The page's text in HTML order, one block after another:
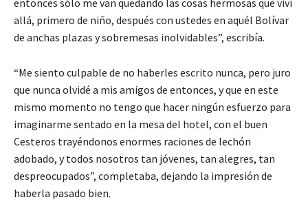
allá, primero de niño, después con ustedes en aquél Bolívar
de anchas plazas y sobremesas inolvidables”, escribía.
“Me siento culpable de no haberles escrito nunca, pero juro
que nunca olvidé a mis amigos de entonces, y que en este
mismo momento no tengo que hacer ningún esfuerzo para
imaginarme sentado en la mesa del hotel, con el buen
Cesteros trayéndonos enormes raciones de lechón
adobado, y todos nosotros tan jóvenes, tan alegres, tan
despreocupados”, completaba, dejando la impresión de
haberla pasado bien.